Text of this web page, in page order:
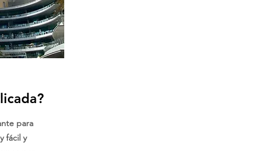
para
fácil y